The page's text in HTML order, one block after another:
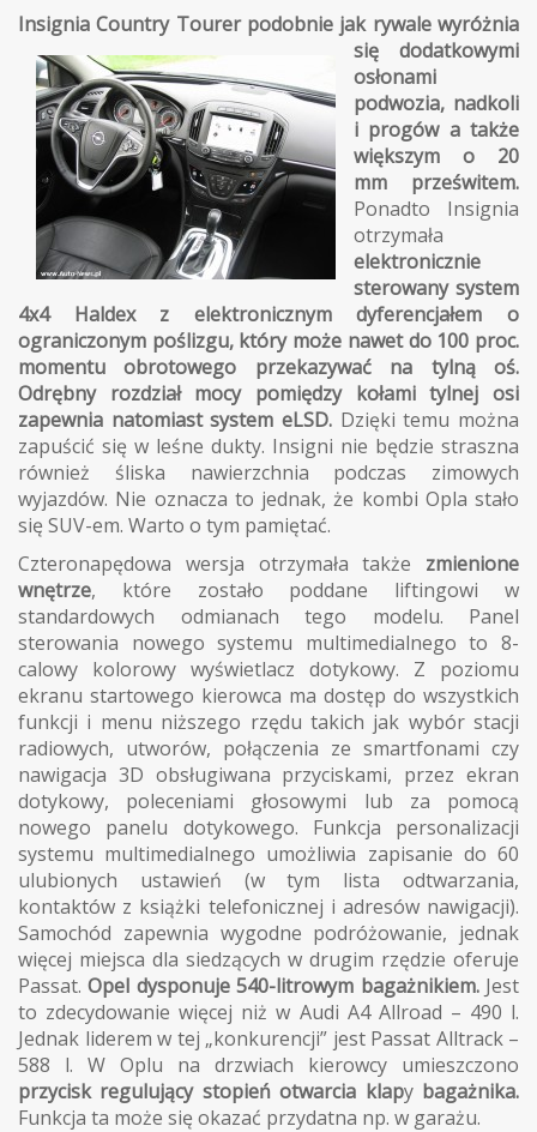
Insignia Country Tourer podobnie jak rywale wyróżnia
się dodatkowymi
osłonami
podwozia, nadkoli
i progów a także
większym o 20
mm prześwitem.
Ponadto Insignia
otrzymała
elektronicznie
sterowany system
4x4 Haldex z elektronicznym dyferencjałem o
ograniczonym poślizgu, który może nawet do 100 proc.
momentu obrotowego przekazywać na tylną oś.
Odrębny rozdział mocy pomiędzy kołami tylnej osi
zapewnia natomiast system eLSD. Dzięki temu można
zapuścić się w leśne dukty. Insigni nie będzie straszna
również śliska nawierzchnia podczas zimowych
wyjazdów. Nie oznacza to jednak, że kombi Opla stało
się SUV-em. Warto o tym pamiętać.
Czteronapędowa wersja otrzymała także zmienione
wnętrze, które zostało poddane liftingowi w
standardowych odmianach tego modelu. Panel
sterowania nowego systemu multimedialnego to 8-
calowy kolorowy wyświetlacz dotykowy. Z poziomu
ekranu startowego kierowca ma dostęp do wszystkich
funkcji i menu niższego rzędu takich jak wybór stacji
radiowych, utworów, połączenia ze smartfonami czy
nawigacja 3D obsługiwana przyciskami, przez ekran
dotykowy, poleceniami głosowymi lub za pomocą
nowego panelu dotykowego. Funkcja personalizacji
systemu multimedialnego umożliwia zapisanie do 60
ulubionych ustawień (w tym lista odtwarzania,
kontaktów z książki telefonicznej i adresów nawigacji).
Samochód zapewnia wygodne podróżowanie, jednak
więcej miejsca dla siedzących w drugim rzędzie oferuje
Passat.Opel dysponuje 540-litrowym bagażnikiem.Jest
to zdecydowanie więcej niż w Audi A4 Allroad – 490 l.
Jednak liderem w tej „konkurencji” jest Passat Alltrack –
588 l. W Oplu na drzwiach kierowcy umieszczono
przycisk regulujący stopień otwarcia klapy bagażnika.
Funkcja ta może się okazać przydatna np. w garażu.